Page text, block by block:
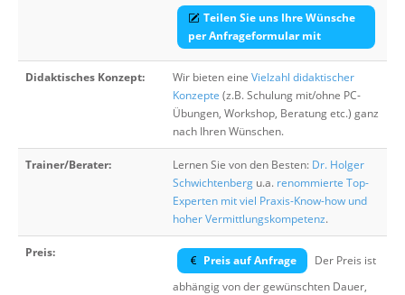
Teilen Sie uns Ihre Wünsche
per Anfrageformular mit
Didaktisches Konzept: Wir bieten eine Vielzahl didaktischer
Konzepte (z.B. Schulung mit/ohne PC-
Übungen, Workshop, Beratung etc.) ganz
nach Ihren Wünschen.
Trainer/Berater: Lernen Sie von den Besten: Dr. Holger
Schwichtenberg u.a. renommierte Top-
Experten mit viel Praxis-Know-how und
hoher Vermittlungskompetenz.
Preis:
Preis auf Anfrage
Der Preis ist
abhängig von der gewünschten Dauer,